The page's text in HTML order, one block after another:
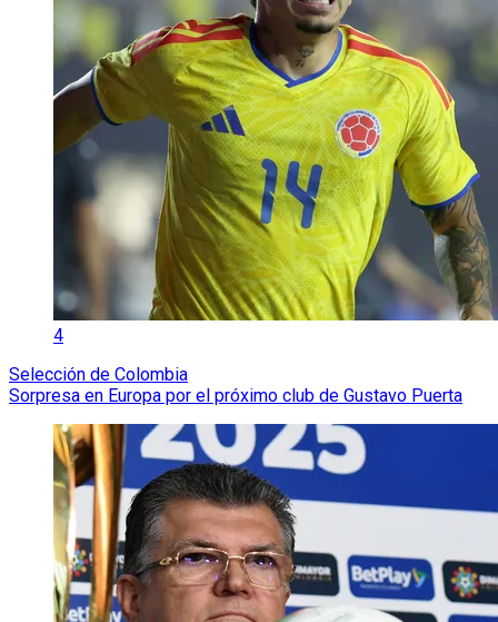
4
Selección de Colombia
Sorpresa en Europa por el próximo club de Gustavo Puerta